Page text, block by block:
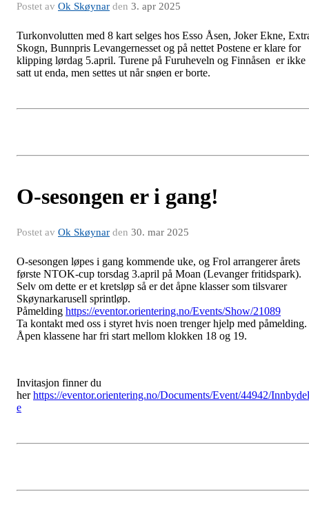
Postet av Ok Skøynar den 3. apr 2025
Turkonvolutten med 8 kart selges hos Esso Åsen, Joker Ekne,
Skogn, Bunnpris Levangernesset og på nettet Postene er klare for
klipping lørdag 5.april. Turene på Furuheveln og Finnåsen er ikke
satt ut enda, men settes ut når snøen er borte.
O-sesongen er i gang!
Postet av Ok Skøynar den 30. mar 2025
O-sesongen løpes i gang kommende uke, og Frol arrangerer årets
første NTOK-cup torsdag 3.april på Moan (Levanger fritidspark).
Selv om dette er et kretsløp så er det åpne klasser som tilsvarer
Skøynarkarusell sprintløp.
Påmelding https://eventor.orientering.no/Events/Show/21089
Ta kontakt med oss i styret hvis noen trenger hjelp med påmelding.
Åpen klassene har fri start mellom klokken 18 og 19.
Invitasjon finner du
herhttps://eventor.orientering.no/Documents/Event/44942/
e